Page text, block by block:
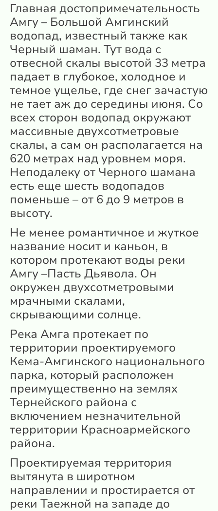
Главная достопримечательность
Амгу – Большой Амгинский
водопад, известный также как
Черный шаман. Тут вода с
отвесной скалы высотой 33 метра
падает в глубокое, холодное и
темное ущелье, где снег зачастую
не тает аж до середины июня. Со
всех сторон водопад окружают
массивные двухсотметровые
скалы, а сам он располагается на
620 метрах над уровнем моря.
Неподалеку от Черного шамана
есть еще шесть водопадов
поменьше – от 6 до 9 метров в
высоту.
Не менее романтичное и жуткое
название носит и каньон, в
котором протекают воды реки
Амгу –Пасть Дьявола. Он
окружен двухсотметровыми
мрачными скалами,
скрывающими солнце.
Река Амга протекает по
территории проектируемого
Кема-Амгинского национального
парка, который расположен
преимущественно на землях
Тернейского района с
включением незначительной
территории Красноармейского
района.
Проектируемая территория
вытянута в широтном
направлении и простирается от
реки Таежной на западе до